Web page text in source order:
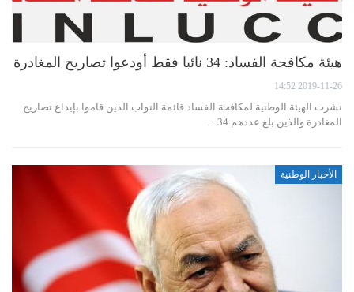
هيئة مكافحة الفساد: 34 نائبا فقط أودعوا تصاريح المغادرة
2019-11-26 14:52
نشرت الهيئة الوطنية لمكافحة الفساد قائمة النواب الذين قاموا بإيداع تصاريح
المغادرة والذين بلغ عددهم 34…
الأخبار الوطنية